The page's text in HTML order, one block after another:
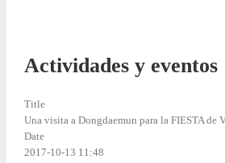
Actividades y eventos
Title
Una visita a Dongdaemun para la FIESTA de
Date
2017-10-13 11:48